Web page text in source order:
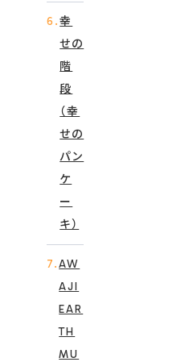
6.幸
せの
階
段
（幸
せの
パン
ケ
ー
キ）
7.AW
AJI
EAR
TH
MU